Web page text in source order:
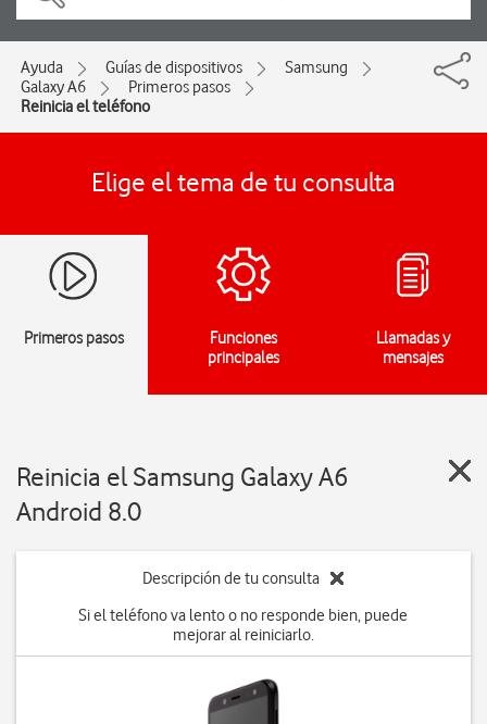
Ayuda Guías de dispositivos
Samsung
Galaxy A6
Primeros pasos
Reinicia el teléfono
Elige el tema de tu consulta
Primeros pasos
Funciones
principales
Llamadas y
mensajes
Reinicia el Samsung Galaxy A6
Android 8.0
Descripción de tu consulta
Si el teléfono va lento o no responde bien, puede
mejorar al reiniciarlo.